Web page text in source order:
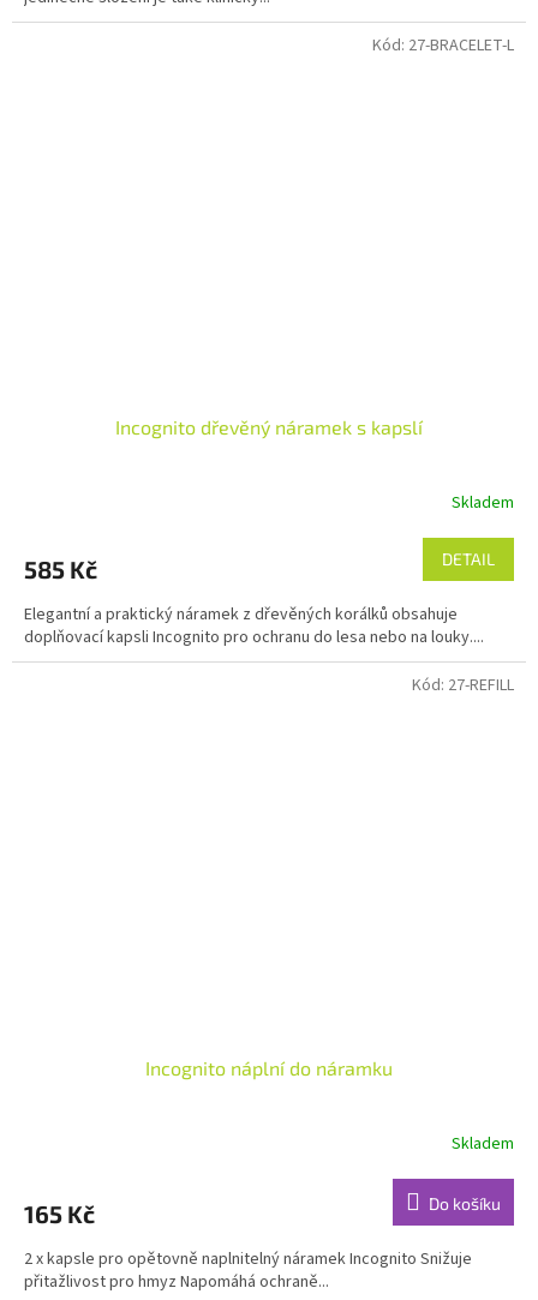
hvězdiček.
Incognito dřevěný náramek s kapslí
je
z
5
hvězdiček.
Skladem
585 Kč DETAIL
Elegantní a praktický náramek z dřevěných korálků obsahuje
doplňovací kapsli Incognito pro ochranu do lesa nebo na louky....
Kód: 27-BRACELET-L
Incognito náplní do náramku
je
z
5
Skladem
165 Kč Do košíku
2 x kapsle pro opětovně naplnitelný náramek Incognito Snižuje
přitažlivost pro hmyz Napomáhá ochraně...
Kód: 27-REFILL